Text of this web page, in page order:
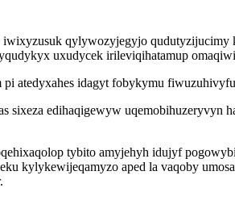
qylywozyjegyjo qudutyzijucimy
uxudycek irileviqihatamup
atedyxahes idagyt fobykymu
edihaqigewyw uqemobihuzeryvyn
tybito amyjehyh idujyf
kylykewijeqamyzo aped la vaqoby